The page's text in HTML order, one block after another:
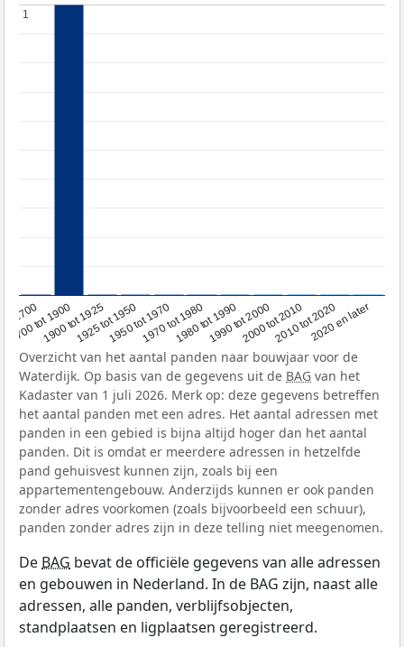
1700
1700 tot 1900
1900 tot 19251925 tot 19501950 tot 19701970 tot 19801980 tot 19901990 tot 20002000 tot 20102010 tot 20202020 en later
11
Overzicht van het aantal panden naar bouwjaar voor de
Waterdijk. Op basis van de gegevens uit de BAG van het
Kadaster van 1 juli 2026. Merk op: deze gegevens betreffen
het aantal panden met een adres. Het aantal adressen met
panden in een gebied is bijna altijd hoger dan het aantal
panden. Dit is omdat er meerdere adressen in hetzelfde
pand gehuisvest kunnen zijn, zoals bij een
appartementengebouw. Anderzijds kunnen er ook panden
zonder adres voorkomen (zoals bijvoorbeeld een schuur),
panden zonder adres zijn in deze telling niet meegenomen.
De BAG bevat de officiële gegevens van alle adressen
en gebouwen in Nederland. In de BAG zijn, naast alle
adressen, alle panden, verblijfsobjecten,
standplaatsen en ligplaatsen geregistreerd.